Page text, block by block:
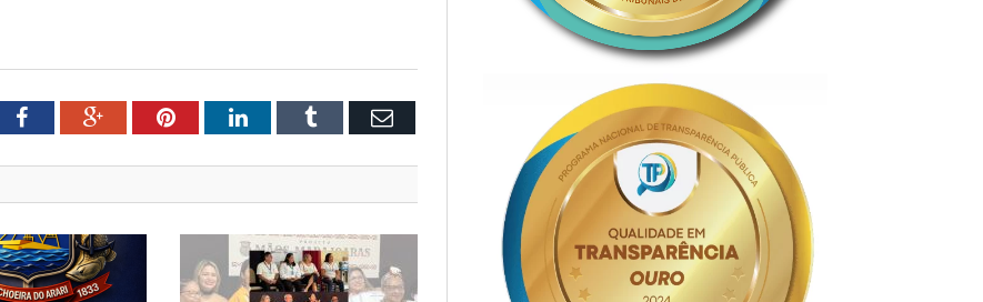
FacebookGoogle+PinterestLinkedInTumblr Email